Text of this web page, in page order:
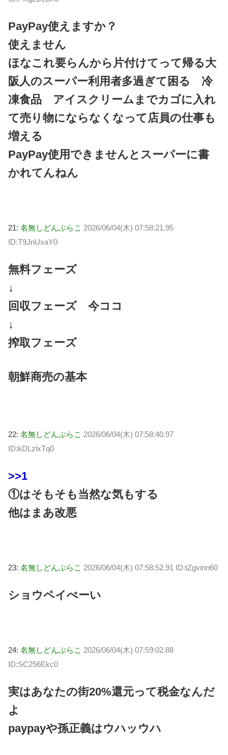
PayPay使えますか？
使えません
ほなこれ要らんから片付けてって帰る大
阪人のスーパー利用者多過ぎて困る 冷
凍食品 アイスクリームまでカゴに入れ
て売り物にならなくなって店員の仕事も
増える
PayPay使用できませんとスーパーに書
かれてんねん
21: 名無しどんぶらこ 2026/06/04(木) 07:58:21.95
ID:T9JnUxaY0
無料フェーズ
↓
回収フェーズ 今ココ
↓
搾取フェーズ
朝鮮商売の基本
22: 名無しどんぶらこ 2026/06/04(木) 07:58:40.97
ID:kDLzlxTq0
>>1
①はそもそも当然な気もする
他はまあ改悪
23: 名無しどんぶらこ 2026/06/04(木) 07:58:52.91 ID:tZgvinn60
ショウペイぺーい
24: 名無しどんぶらこ 2026/06/04(木) 07:59:02.88
ID:SC256Ekc0
実はあなたの街20%還元って税金なんだ
よ
paypayや孫正義はウハッウハ